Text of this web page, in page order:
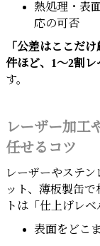
熱処理・表
応の可否
「公差はここだ
件ほど、1～2割
す。
レーザー加工
任せるコツ
レーザーやステ
ット、薄板製缶
トは「仕上げレ
表面をどこ